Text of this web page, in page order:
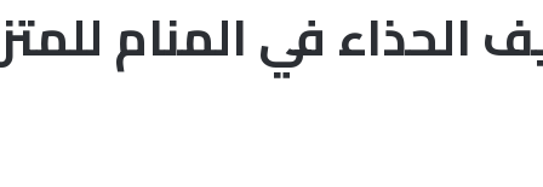
الحذاء في المنام